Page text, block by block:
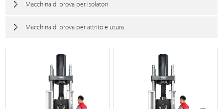
Macchina di prova per isolatori
Macchina di prova per attrito e usura